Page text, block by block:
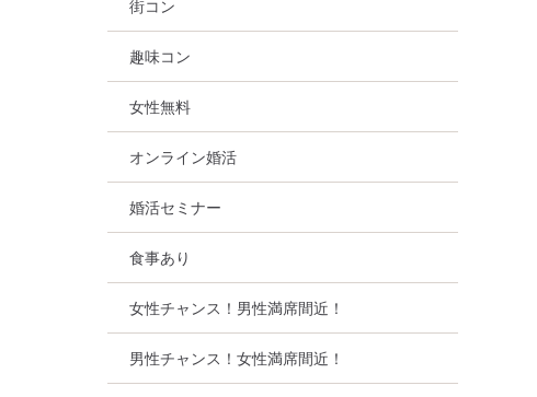
街コン
趣味コン
女性無料
オンライン婚活
婚活セミナー
食事あり
女性チャンス！男性満席間近！
男性チャンス！女性満席間近！